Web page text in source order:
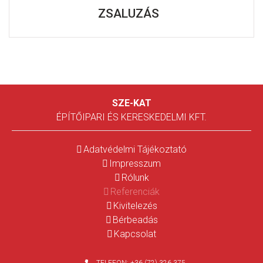
ZSALUZÁS
SZE-KAT
ÉPÍTŐIPARI ÉS KERESKEDELMI KFT.
Adatvédelmi Tájékoztató
Impresszum
Rólunk
Referenciák
Kivitelezés
Bérbeadás
Kapcsolat